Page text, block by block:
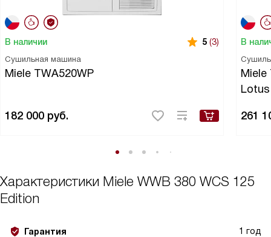
В наличии 5 (3)
Сушильная машина
Miele TWA520WP
182 000 руб.
В
Miele
Lotus
261
Характеристики Miele WWB 380 WCS 125
Edition
Гарантия 1 год